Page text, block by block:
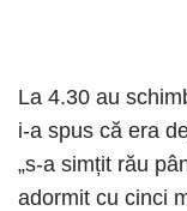
La 4.30 au
i-a spus că era
„s-a simțit rău
adormit cu cinci